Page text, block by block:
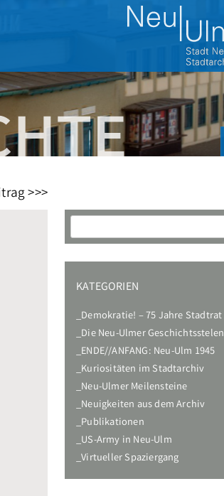
>>>
Suchen
KATEGORIEN
Demokratie! – 75 Jahre Stadtrat
Die Neu-Ulmer Geschichtsstelen
ENDE//ANFANG: Neu-Ulm 1945
Kuriositäten im Stadtarchiv
Neu-Ulmer Meilensteine
Neuigkeiten aus dem Archiv
Publikationen
US-Army in Neu-Ulm
Virtueller Spaziergang